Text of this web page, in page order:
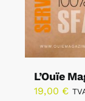
L’Ouïe
19,00 €